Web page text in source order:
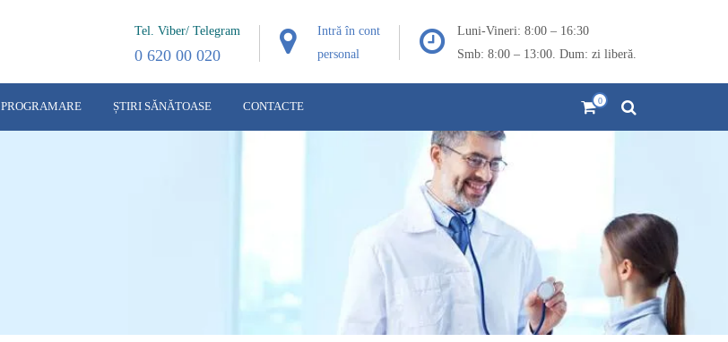
Tel. Viber/ Telegram
0 620 00 020
Intră în cont
personal
Luni-Vineri: 8:00 – 16:30
Smb: 8:00 – 13:00. Dum: zi liberă.
PROGRAMARE ȘTIRI SĂNĂTOASE CONTACTE 0